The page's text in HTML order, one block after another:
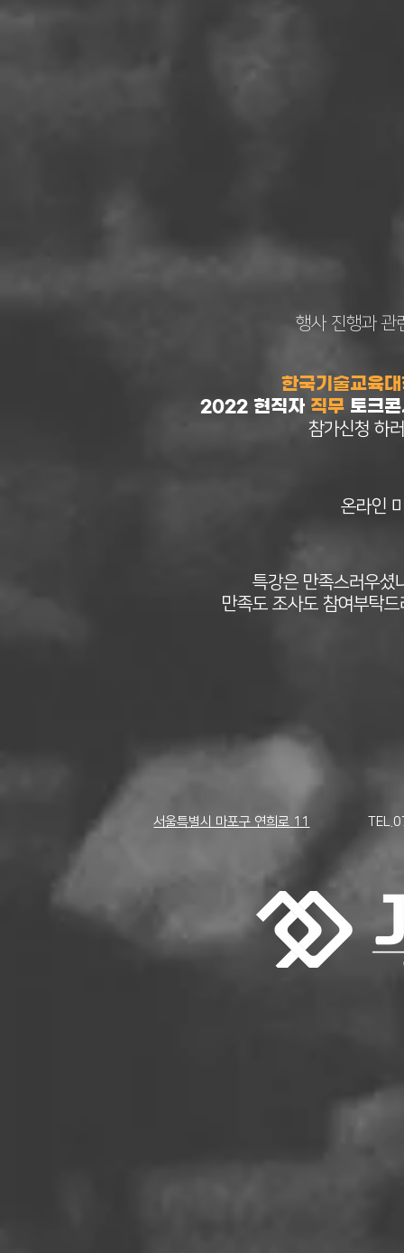
행사 진행과 관
한국기술교육
2022​ 현직자 직무 토크
참가신청 하
온라인
특강은 만족스러우셨
만족도 조사도 참여부탁드
서울특별시 마포구 연희로 11